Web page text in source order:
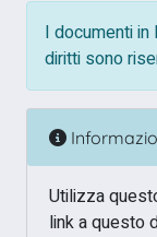
I documenti
diritti sono
Utilizza
link a questo